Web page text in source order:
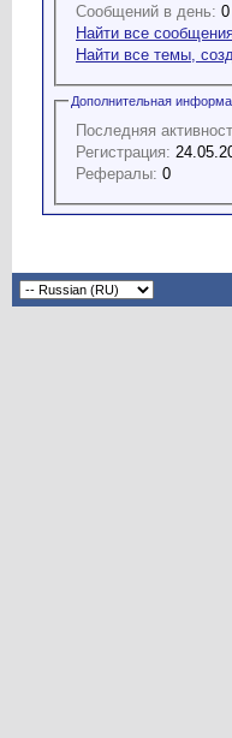
Сообщений в день: 0
Найти все
Найти все темы,
Дополнительная
Последняя
Регистрация:
Рефералы: 0